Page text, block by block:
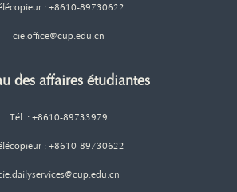
: +8610-89730622
cie.office@cup.edu.cn
des affaires étudiantes
Tél. : +8610-89733979
: +8610-89730622